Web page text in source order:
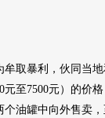
取暴利，伙同当
元至7500元）的价
个油罐中向外售卖